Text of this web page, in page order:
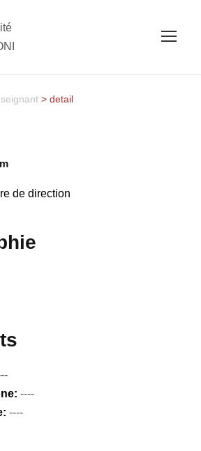
> detail
de direction
----
----